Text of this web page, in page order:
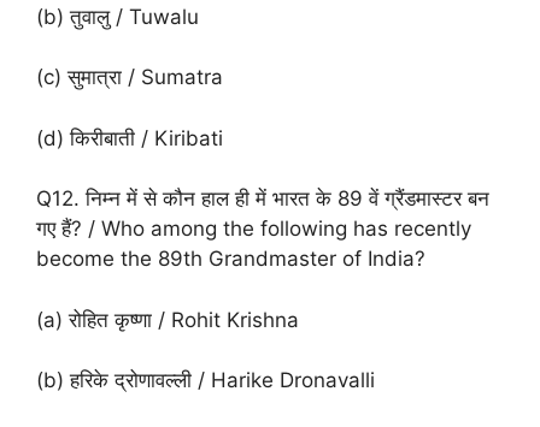
(b) तुवालु / Tuwalu
(c) सुमात्रा / Sumatra
(d) किरीबाती / Kiribati
Q12. निम्न में से कौन हाल ही में भारत के 89 वें ग्रैंडमास्टर बन
गए हैं? / Who among the following has recently
become the 89th Grandmaster of India?
(a) रोहित कृष्णा / Rohit Krishna
(b) हरिके द्रोणावल्ली / Harike Dronavalli